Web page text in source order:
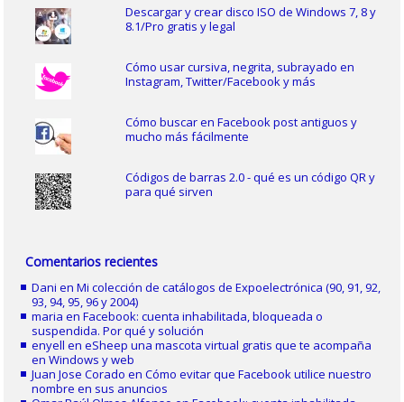
Descargar y crear disco ISO de Windows 7, 8 y
8.1/Pro gratis y legal
Cómo usar cursiva, negrita, subrayado en
Instagram, Twitter/Facebook y más
Cómo buscar en Facebook post antiguos y
mucho más fácilmente
Códigos de barras 2.0 - qué es un código QR y
para qué sirven
Comentarios recientes
Dani enMi colección de catálogos de Expoelectrónica (90, 91, 92,
93, 94, 95, 96 y 2004)
maria enFacebook: cuenta inhabilitada, bloqueada o
suspendida. Por qué y solución
enyell eneSheep una mascota virtual gratis que te acompaña
en Windows y web
Juan Jose Corado enCómo evitar que Facebook utilice nuestro
nombre en sus anuncios